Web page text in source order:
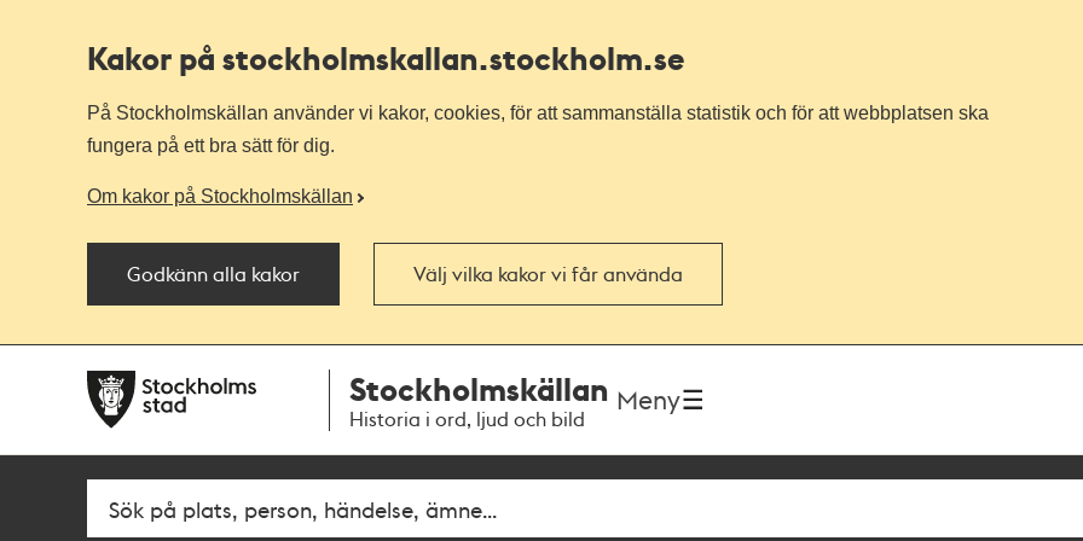
Kakor på stockholmskallan.stockholm.se
På Stockholmskällan använder vi kakor, cookies, för att sammanställa statistik och för att webbplatsen ska
fungera på ett bra sätt för dig.
Om kakor på Stockholmskällan
Godkänn alla kakor Välj vilka kakor vi får använda
navigationen
huvudinnehållet
Stockholmskällan
Historia i ord, ljud och bild
Meny
SökFritextsök